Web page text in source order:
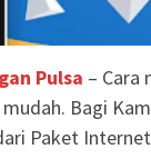
Pulsa – Cara
Bagi
Paket